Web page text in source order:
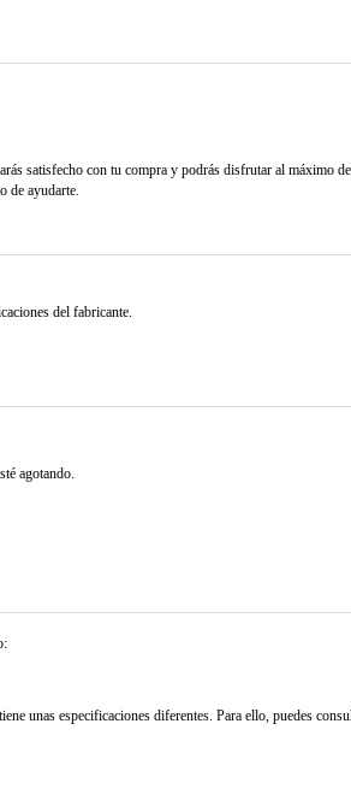
satisfecho con tu compra y podrás disfrutar al máximo
de ayudarte.
del fabricante.
agotando.
unas especificaciones diferentes. Para ello, puedes